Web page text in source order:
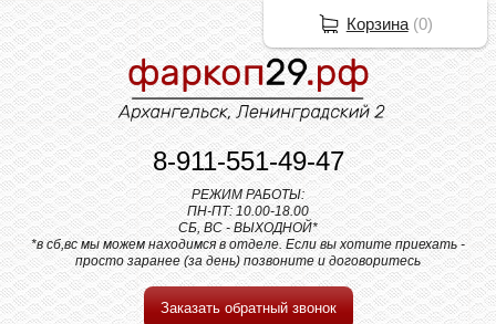
8-911-551-49-47
РЕЖИМ РАБОТЫ:
ПН-ПТ: 10.00-18.00
СБ, ВС - ВЫХОДНОЙ*
*в сб,вс мы можем находимся в отделе. Если вы хотите приехать -
просто заранее (за день) позвоните и договоритесь
Заказать обратный звонок
Корзина(0)